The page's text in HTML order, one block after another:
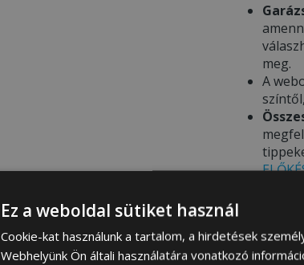
meg.
A
Ez a weboldal sütiket használ
Cookie-kat használunk a tartalom, a hirdetések
Webhelyünk Ön általi használatára vonatkozó